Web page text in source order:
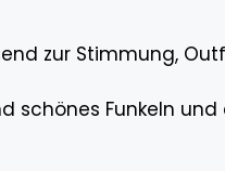
zur Stimmung,
schönes Funkeln